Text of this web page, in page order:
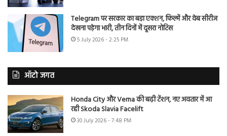
Telegram पर सरकार का बड़ा एक्शन, फिल्में और वेब सीरीज
देखना पड़ेगा भारी, तीन दिनों में दूसरा नोटिस
5 July 2026 - 2:25 PM
ऑटो जगत
Honda City और Verna की बढ़ी टेंशन, नए अवतार में आ
रही Skoda Slavia Facelift
30 July 2026 - 7:48 PM